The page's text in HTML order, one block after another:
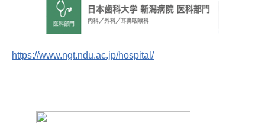
https://www.ngt.ndu.ac.jp/hospital/